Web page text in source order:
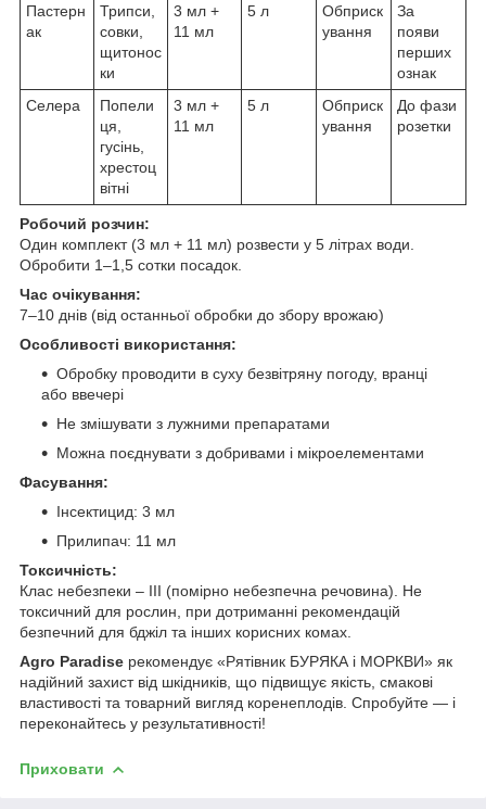
Пастерн
ак
Трипси,
совки,
щитонос
ки
3 мл +
11 мл
5 л
Обприск
ування
За
появи
перших
ознак
Селера
Попели
ця,
гусінь,
хрестоц
вітні
3 мл +
11 мл
5 л
Обприск
ування
До фази
розетки
Робочий розчин:
Один комплект (3 мл + 11 мл) розвести у 5 літрах води.
Обробити 1–1,5 сотки посадок.
Час очікування:
7–10 днів (від останньої обробки до збору врожаю)
Особливості використання:
Обробку проводити в суху безвітряну погоду, вранці
або ввечері
Не змішувати з лужними препаратами
Можна поєднувати з добривами і мікроелементами
Фасування:
Інсектицид: 3 мл
Прилипач: 11 мл
Токсичність:
Клас небезпеки – ІІІ (помірно небезпечна речовина). Не
токсичний для рослин, при дотриманні рекомендацій
безпечний для бджіл та інших корисних комах.
Agro Paradise рекомендує «Рятівник БУРЯКА і МОРКВИ» як
надійний захист від шкідників, що підвищує якість, смакові
властивості та товарний вигляд коренеплодів. Спробуйте — і
переконайтесь у результативності!
Приховати